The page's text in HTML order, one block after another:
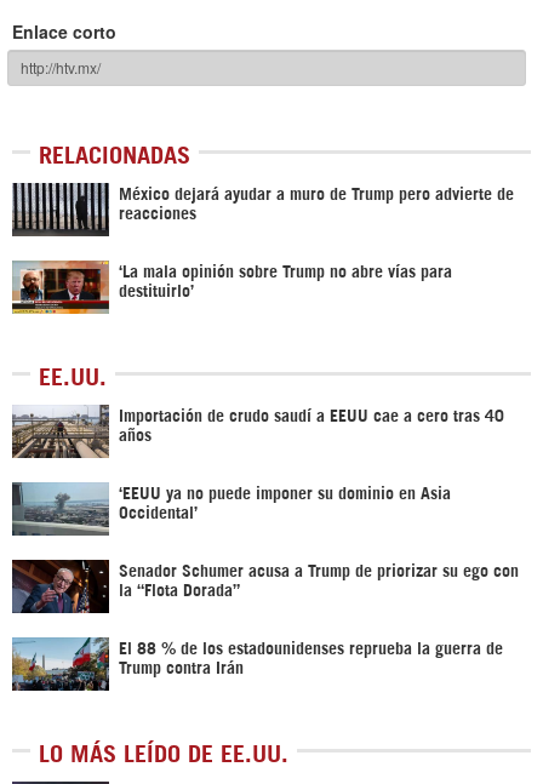
Enlace corto
RELACIONADAS
México dejará ayudar a muro de Trump pero advierte de
reacciones
‘La mala opinión sobre Trump no abre vías para
destituirlo’
EE.UU.
Importación de crudo saudí a EEUU cae a cero tras 40
años
‘EEUU ya no puede imponer su dominio en Asia
Occidental’
Senador Schumer acusa a Trump de priorizar su ego con
la “Flota Dorada”
El 88 % de los estadounidenses reprueba la guerra de
Trump contra Irán
LO MÁS LEÍDO DE EE.UU.